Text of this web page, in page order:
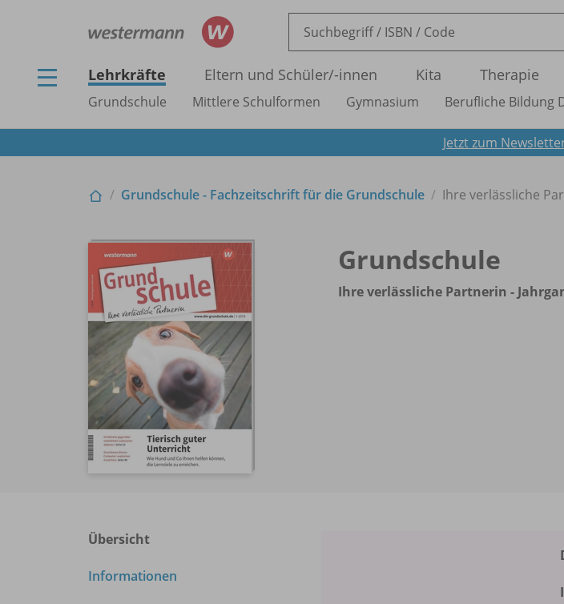
Lehrkräfte Eltern und Schüler/-innen Kita Therapie
Grundschule Mittlere Schulformen Gymnasium Berufliche Bildung
Jetzt zum
Grundschule - Fachzeitschrift für die Grundschule Ihre verlässliche
Grundschule
Ihre verlässliche Partnerin -
Übersicht
Informationen